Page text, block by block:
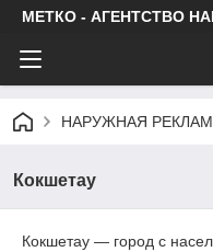
МЕТКО - АГЕНТСТВО
НАРУЖНАЯ
Кокшетау
Кокшетау — город с